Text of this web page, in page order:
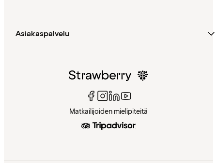
Asiakaspalvelu
Matkailijoiden mielipiteitä